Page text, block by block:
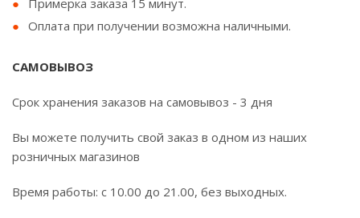
Примерка заказа 15 минут.
Оплата при получении возможна наличными.
САМОВЫВОЗ
Срок хранения заказов на самовывоз - 3 дня
Вы можете получить свой заказ в одном из наших
розничных магазинов
Время работы: с 10.00 до 21.00, без выходных.